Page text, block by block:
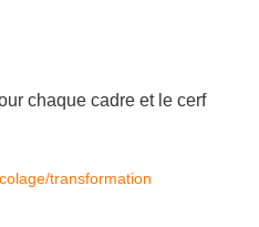
chaque cadre et le cerf